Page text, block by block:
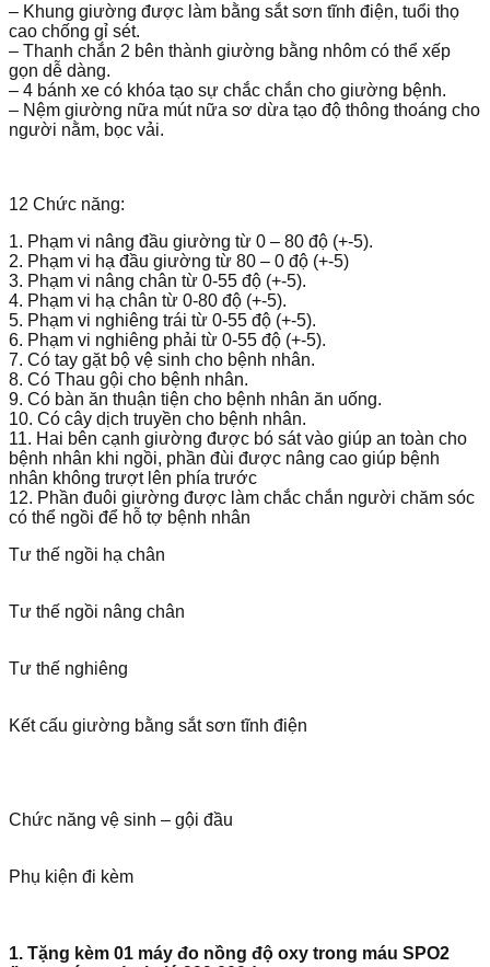
– Khung giường được làm bằng sắt sơn tĩnh điện, tuổi thọ
cao chống gỉ sét.
– Thanh chắn 2 bên thành giường bằng nhôm có thể xếp
gọn dễ dàng.
– 4 bánh xe có khóa tạo sự chắc chắn cho giường bệnh.
– Nệm giường nữa mút nữa sơ dừa tạo độ thông thoáng cho
người nằm, bọc vải.
12 Chức năng:
1. Phạm vi nâng đầu giường từ 0 – 80 độ (+-5).
2. Phạm vi hạ đầu giường từ 80 – 0 độ (+-5)
3. Phạm vi nâng chân từ 0-55 độ (+-5).
4. Phạm vi hạ chân từ 0-80 độ (+-5).
5. Phạm vi nghiêng trái từ 0-55 độ (+-5).
6. Phạm vi nghiêng phải từ 0-55 độ (+-5).
7. Có tay gặt bộ vệ sinh cho bệnh nhân.
8. Có Thau gội cho bệnh nhân.
9. Có bàn ăn thuận tiện cho bệnh nhân ăn uống.
10. Có cây dịch truyền cho bệnh nhân.
11. Hai bên cạnh giường được bó sát vào giúp an toàn cho
bệnh nhân khi ngồi, phần đùi được nâng cao giúp bệnh
nhân không trượt lên phía trước
12. Phần đuôi giường được làm chắc chắn người chăm sóc
có thể ngồi để hỗ tợ bệnh nhân
Tư thế ngồi hạ chân
Tư thế ngồi nâng chân
Tư thế nghiêng
Kết cấu giường bằng sắt sơn tĩnh điện
Chức năng vệ sinh – gội đầu
Phụ kiện đi kèm
1. Tặng kèm 01 máy đo nồng độ oxy trong máu SPO2